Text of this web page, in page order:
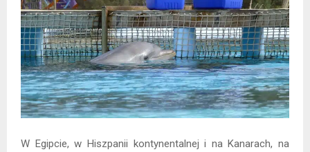
W Egipcie, w Hiszpanii kontynentalnej i na Kanarach, na